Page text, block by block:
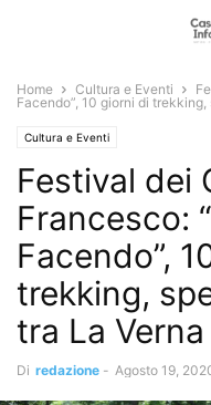
Home Cultura e Eventi
Facendo”, 10 giorni di
Cultura e Eventi
Festival dei
Francesco:
Facendo”,
trekking,
tra La
Di redazione - Agosto 19,